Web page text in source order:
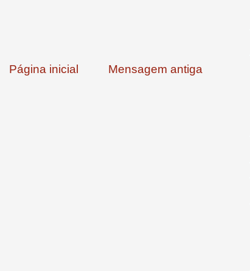
Mensagem antiga
Página inicial